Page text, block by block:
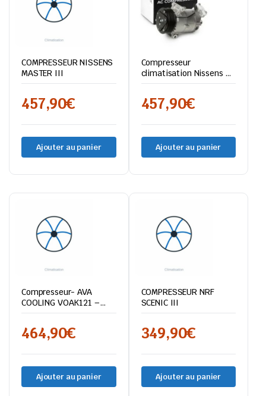
COMPRESSEUR NISSENS
MASTER III
457,90€
Ajouter au panier
Compresseur
climatisation Nissens –
Renault Master III 2.3
457,90€
Ajouter au panier
Compresseur- AVA
COOLING VOAK121 –
Volvo FH
464,90€
Ajouter au panier
COMPRESSEUR NRF
SCENIC III
349,90€
Ajouter au panier